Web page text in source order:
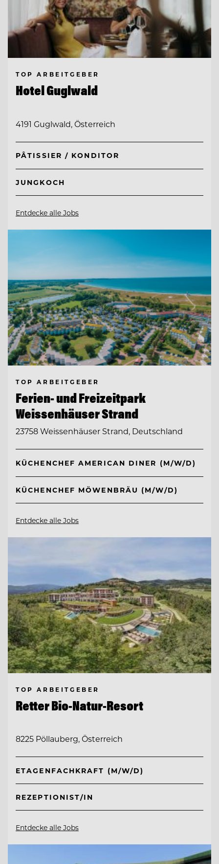
TOP ARBEITGEBER
Hotel Guglwald
4191 Guglwald, Österreich
PÂTISSIER / KONDITOR
JUNGKOCH
Entdecke alle Jobs
TOP ARBEITGEBER
Ferien- und Freizeitpark
Weissenhäuser Strand
23758 Weissenhäuser Strand, Deutschland
KÜCHENCHEF AMERICAN DINER (M/W/D)
KÜCHENCHEF MÖWENBRÄU (M/W/D)
Entdecke alle Jobs
TOP ARBEITGEBER
Retter Bio-Natur-Resort
8225 Pöllauberg, Österreich
ETAGENFACHKRAFT (M/W/D)
REZEPTIONIST/IN
Entdecke alle Jobs